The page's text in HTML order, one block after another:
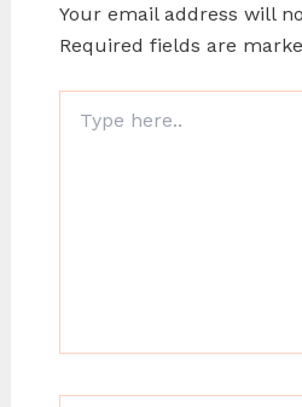
Your email address will
Required fields are
here..